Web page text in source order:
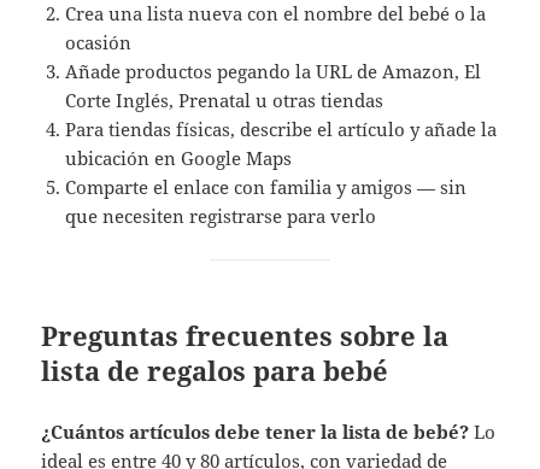
Crea una lista nueva con el nombre del bebé o la
ocasión
Añade productos pegando la URL de Amazon, El
Corte Inglés, Prenatal u otras tiendas
Para tiendas físicas, describe el artículo y añade la
ubicación en Google Maps
Comparte el enlace con familia y amigos — sin
que necesiten registrarse para verlo
Preguntas frecuentes sobre la
lista de regalos para bebé
¿Cuántos artículos debe tener la lista de bebé? Lo
ideal es entre 40 y 80 artículos, con variedad de